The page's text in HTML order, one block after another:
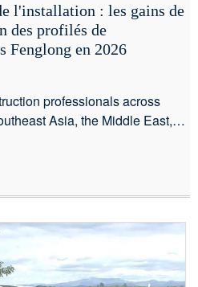
l'installation : les gains de
des profilés de
Fenglong en 2026
professionals across
Asia, the Middle East,
timelines. Whether you
your operation or a
components, the choice of film